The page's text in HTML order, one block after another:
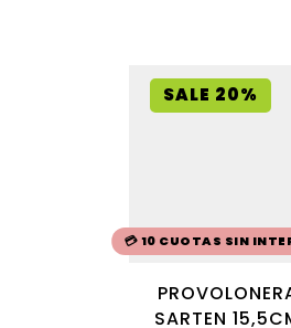
SALE 20%
💳 10 CUOTAS SIN
SARTEN